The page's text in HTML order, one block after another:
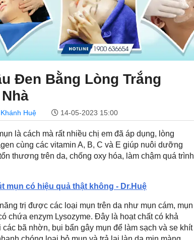
Đen Bằng Lòng Trắng
Huệ 14-05-2023 15:00
là cách mà rất nhiều chị em đã áp dụng, lòng
cùng các vitamin A, B, C và E giúp nuôi dưỡng
thương trên da, chống oxy hóa, làm chậm quá trình
mụn có hiệu quả thật không - Dr.Huệ
trị được các loại mụn trên da như mụn cám, mụn
chứa enzym Lysozyme. Đây là hoạt chất có khả
bã nhờn, bụi bẩn gây mụn để làm sạch và se khít